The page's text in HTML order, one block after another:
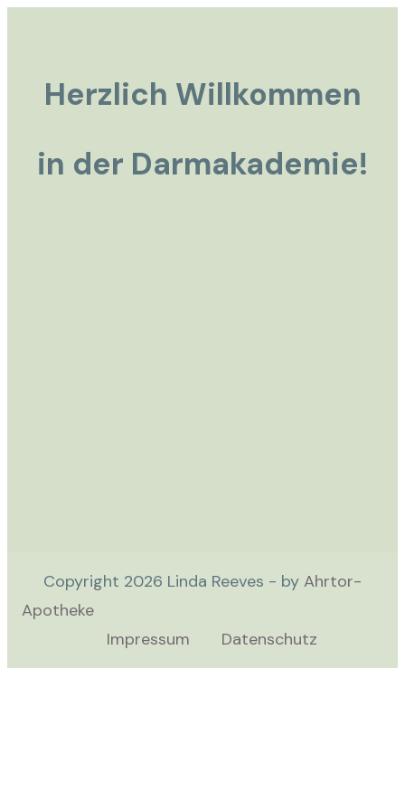
Herzlich Willkommen
in der Darmakademie!
Copyright 2026 Linda Reeves - by Ahrtor-
Apotheke
Impressum
Datenschutz